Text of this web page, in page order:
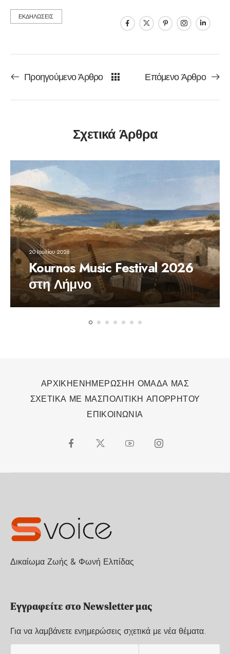
ΕΚΔΗΛΩΣΕΙΣ
Προηγούμενο Άρθρο Επόμενο Άρθρο
Σχετικά Άρθρα
20 Ιουλίου 2026
Kournos Music Festival 2026
στη Λήμνο
ΑΡΧΙΚΗΕΝΗΜΕΡΩΣΗΗ ΟΜΑΔΑ ΜΑΣ
ΣΧΕΤΙΚΑ ΜΕ ΜΑΣΠΟΛΙΤΙΚΗ ΑΠΟΡΡΗΤΟΥ
ΕΠΙΚΟΙΝΩΝΙΑ
Δικαίωμα Ζωής & Φωνή Ελπίδας
Εγγραφείτε στο Newsletter μας
Για να λαμβάνετε ενημερώσεις σχετικά με νέα θέματα.